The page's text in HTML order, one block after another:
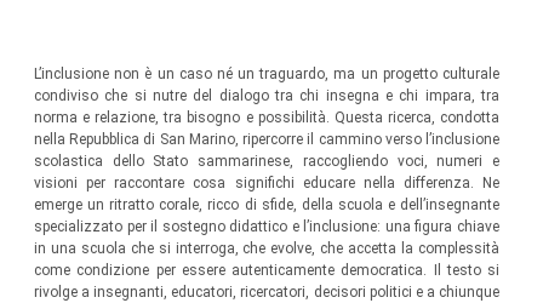
L’inclusione non è un caso né un traguardo, ma un progetto culturale
condiviso che si nutre del dialogo tra chi insegna e chi impara, tra
norma e relazione, tra bisogno e possibilità. Questa ricerca, condotta
nella Repubblica di San Marino, ripercorre il cammino verso l’inclusione
scolastica dello Stato sammarinese, raccogliendo voci, numeri e
visioni per raccontare cosa significhi educare nella differenza. Ne
emerge un ritratto corale, ricco di sfide, della scuola e dell’insegnante
specializzato per il sostegno didattico e l’inclusione: una figura chiave
in una scuola che si interroga, che evolve, che accetta la complessità
come condizione per essere autenticamente democratica. Il testo si
rivolge a insegnanti, educatori, ricercatori, decisori politici e a chiunque